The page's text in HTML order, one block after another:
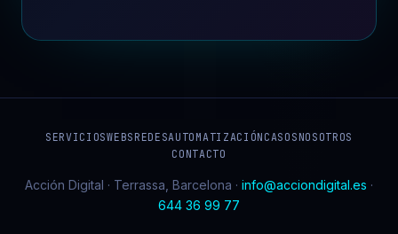
SERVICIOSWEBS REDESAUTOMATIZACIÓN CASOS NOSOTROS
CONTACTO
Acción Digital · Terrassa, Barcelona · info@acciondigital.es ·
644 36 99 77